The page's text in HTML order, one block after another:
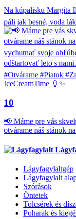
Na kúpalisku Margita
páli jak besné, voda
10
📢 Máme pre vás
otvárame náš stánok
Lágyfagylaltgép
Lágyfagylalt
Szórások
Öntetek
Tolcsérek és
Poharak és